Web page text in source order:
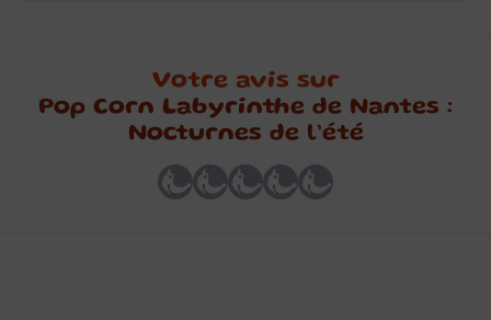
Votre avis sur
Pop Corn Labyrinthe de Nantes :
Nocturnes de l’été